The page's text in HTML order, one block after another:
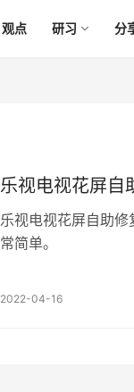
观点 研习 分
乐视电视花屏自
乐视电视花屏自助
常简单。
2022-04-16